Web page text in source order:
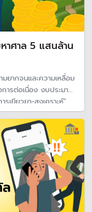
าศาล 5 แสนล้าน
ยากจนและความเหลื่อม
ารต่อเนื่อง งบประมาณ
เยียวยา-สงเคราะห์"
ลให้เกิดความยากจน
ยากจนและความเหลื่อม